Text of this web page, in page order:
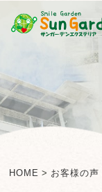
HOME > お客様の声